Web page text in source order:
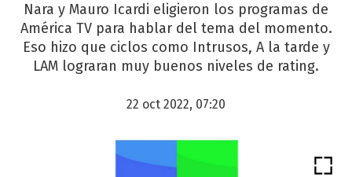
Nara y Mauro Icardi eligieron los programas de
América TV para hablar del tema del momento.
Eso hizo que ciclos como Intrusos, A la tarde y
LAM lograran muy buenos niveles de rating.
22 oct 2022, 07:20